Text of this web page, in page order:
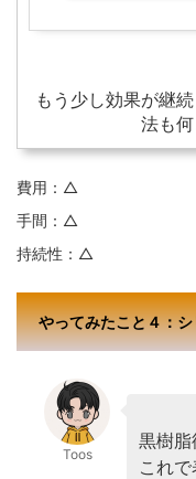
もう少し効果が継
法も何
費用：△
手間：△
持続性：△
やってみたこと４：
Toos
黒樹脂
これ